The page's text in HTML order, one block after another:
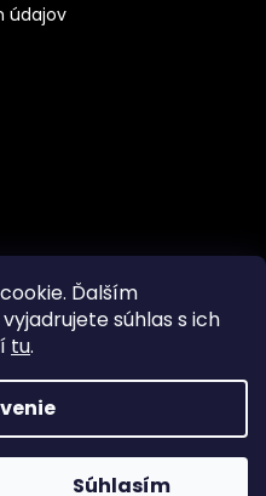
Ďalším
súhlas s ich
tu.
Súhlasím
údajov
&
. Všetky práva vyhradené.
cookies